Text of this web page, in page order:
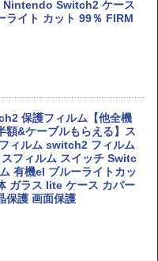
レイダース -Switch2
2(日本語・国内専用)
リペイド番号 9000円|オ
-PS5 【特典】
ド 封入
スクドライブ(CFI-ZDD1
5
ワイヤレスコン
ッドナイト ブラック(CFI-
ホワイト)
ワイヤレス コントロー
ブラック)
充電式バッテリー + US
刃」無限城編 第一章 猗
刃」無限城編 第一章 猗
版 [DVD]
Nintendo Switch2 ケース
ライト カット 99％ FIRM
保護フィルム【他全機
額&ケーブルもらえる】ス
ィルム switch2 フィルム
フィルム スイッチ Switc
有機el ブルーライトカッ
ガラス lite ケース カバー
保護 画面保護